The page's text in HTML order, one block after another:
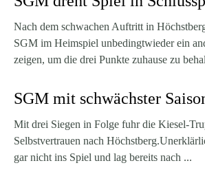
Nach dem schwachen Auftritt in
SGM im Heimspiel unbedingtwieder ein
zeigen, um die drei Punkte zuhause zu
SGM mit schwächster
Mit drei Siegen in Folge fuhr die Kiesel-
Selbstvertrauen nach
gar nicht ins Spiel und lag bereits nach ...